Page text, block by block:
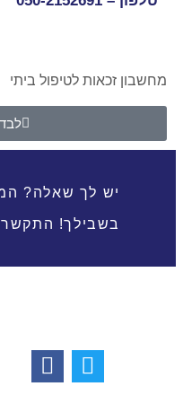
מחשבון זכאות לטיפול ביתי
יש לך שאלה?
בשבילך! התקשר עכשיו